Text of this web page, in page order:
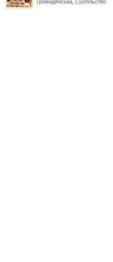
Громадянська ,Суспільство